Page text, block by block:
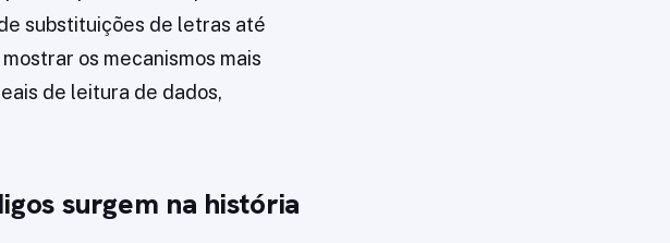
substituições de letras até
os mecanismos mais
de leitura de dados,
surgem na história